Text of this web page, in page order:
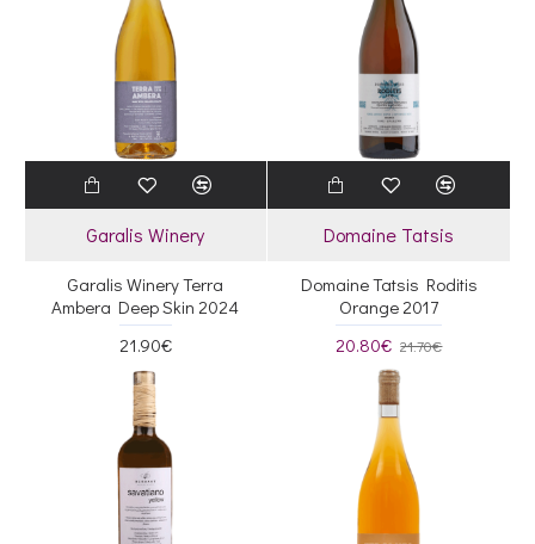
Garalis Winery
Garalis Winery Terra
Ambera Deep Skin 2024
21.90€
Domaine Tatsis
Domaine Tatsis Roditis
Orange 2017
20.80€ 21.70€